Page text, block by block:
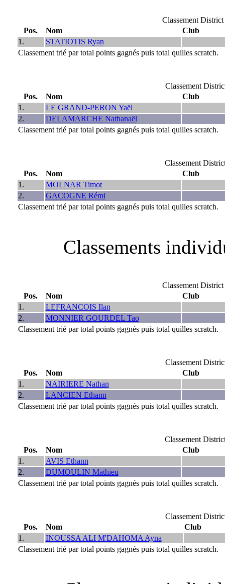
Classement
Pos.
Nom
Club
1.
STATIOTIS Ryan
Classement trié par total points gagnés puis total quilles scratch.
Classement
Pos.
Nom
Club
1.
LE GRAND-PERON Yaël
2.
DELAMARCHE Nathanaël
Classement trié par total points gagnés puis total quilles scratch.
Classement
Pos.
Nom
Club
1.
MOLNAR Timot
2.
GACOGNE Rémi
Classement trié par total points gagnés puis total quilles scratch.
Classements
Classement
Pos.
Nom
Club
1.
LEFRANCOIS Ilan
2.
MONNIER GOURDEL Tao
Classement trié par total points gagnés puis total quilles scratch.
Classement
Pos.
Nom
Club
1.
NAIRIERE Nathan
2.
LANCIEN Ethann
Classement trié par total points gagnés puis total quilles scratch.
Classement
Pos.
Nom
Club
1.
AVIS Ethann
2.
DUMOULIN Mathieu
Classement trié par total points gagnés puis total quilles scratch.
Classement
Pos.
Nom
Club
1.
INOUSSA ALI M'DAHOMA Ayna
Classement trié par total points gagnés puis total quilles scratch.